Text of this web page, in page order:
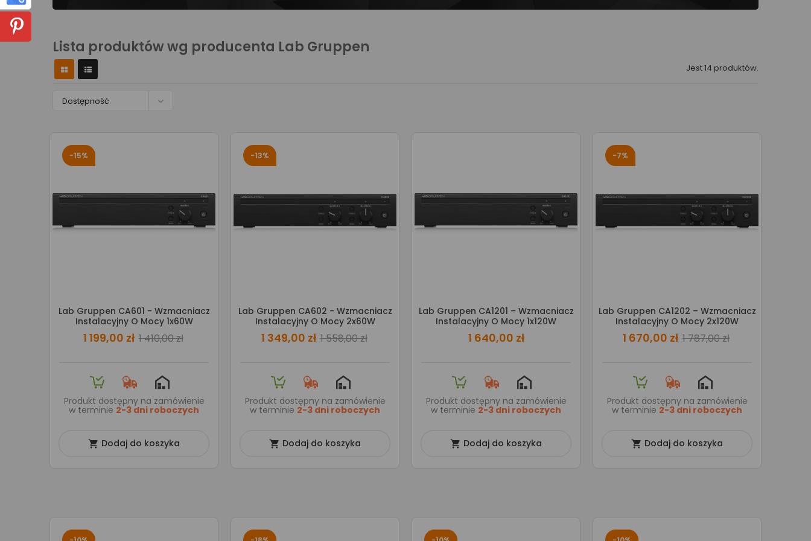
Lista produktów wg producenta Lab Gruppen
Jest 14 produktów.
Dostępność 
-15%
Lab Gruppen CA601 - Wzmacniacz
Instalacyjny O Mocy 1x60W
1 199,00 zł 1 410,00 zł
Produkt dostępny na zamówienie
w terminie 2-3 dni roboczych
 Dodaj do koszyka
-13%
Lab Gruppen CA602 - Wzmacniacz
Instalacyjny O Mocy 2x60W
1 349,00 zł 1 558,00 zł
Produkt dostępny na zamówienie
w terminie 2-3 dni roboczych
 Dodaj do koszyka
Lab Gruppen CA1201 – Wzmacniacz
Instalacyjny O Mocy 1x120W
1 640,00 zł
Produkt dostępny na zamówienie
w terminie 2-3 dni roboczych
 Dodaj do koszyka
-7%
Lab Gruppen CA1202 – Wzmacniacz
Instalacyjny O Mocy 2x120W
1 670,00 zł 1 787,00 zł
Produkt dostępny na zamówienie
w terminie 2-3 dni roboczych
 Dodaj do koszyka